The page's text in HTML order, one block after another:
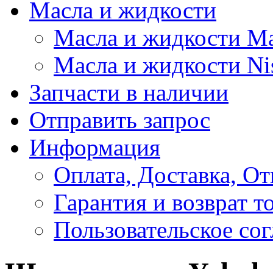
Масла и жидкости
Масла и жидкости
Масла и жидкости
Запчасти в наличии
Отправить запрос
Информация
Оплата, Доставка,
Гарантия и возврат
Пользовательское